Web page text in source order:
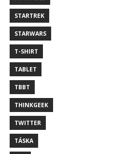
STARTREK
STARWARS
T-SHIRT
TABLET
TBBT
THINKGEEK
TWITTER
TÁSKA